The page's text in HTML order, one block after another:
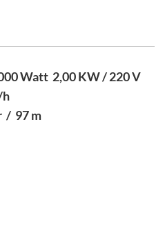
Watt 2,00 KW / 220 V
97 m